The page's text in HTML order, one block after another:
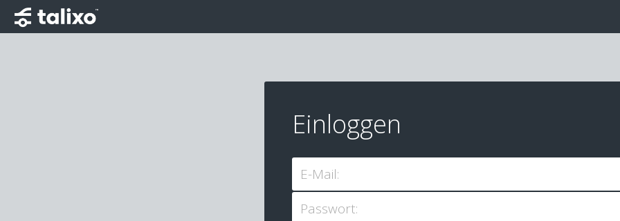
Einloggen
E-Mail:
Passwort: